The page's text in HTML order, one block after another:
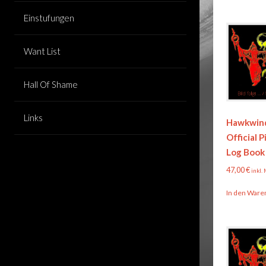
Einstufungen
Want List
Hall Of Shame
Links
Official
Log Book
47,00€inkl.
In den